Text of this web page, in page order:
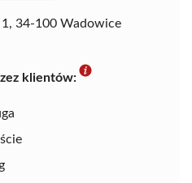
34-100 Wadowice
klientów: